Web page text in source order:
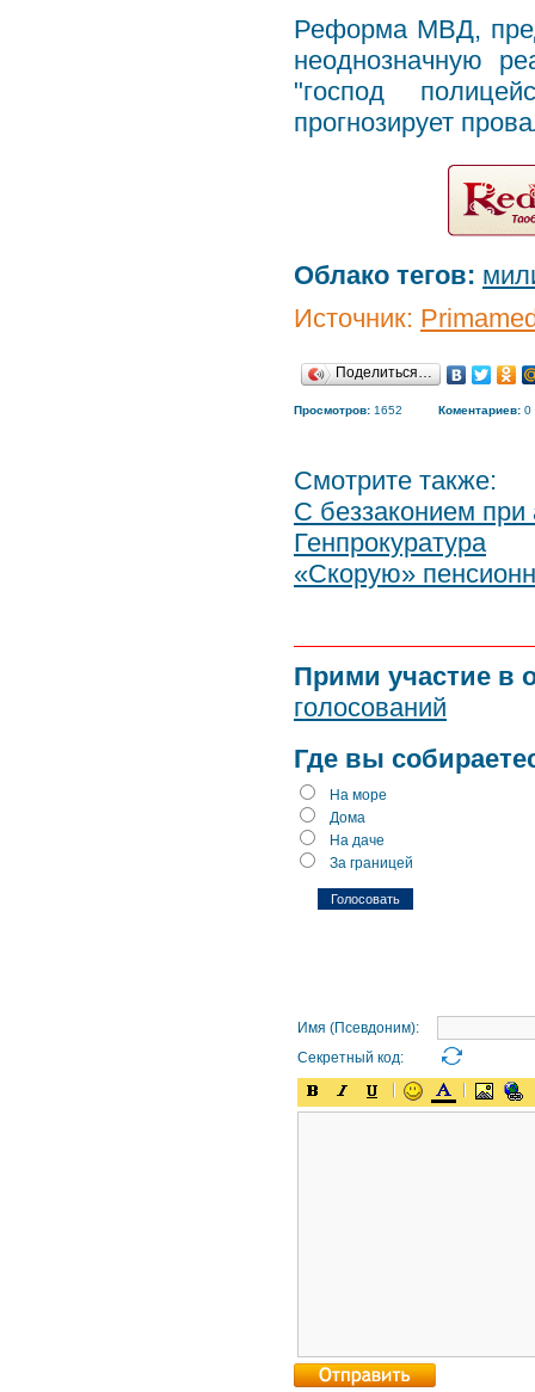
Реформа МВД,
неоднозначную
"господ
прогнозирует
Облако тегов:
Источник:
Поделиться…
Просмотров: 1652 Коментариев: 0
Смотрите также:
С беззаконием при
Генпрокуратура
«Скорую»
Прими участие в
голосований
Где вы
На море
Дома
На даче
За границей
Имя (Псевдоним):
Секретный код: